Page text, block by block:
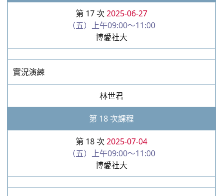
第 17 次 2025-06-27
（五）上午09:00～11:00
博愛社大
實況演練
林世君
第 18 次課程
第 18 次 2025-07-04
（五）上午09:00～11:00
博愛社大